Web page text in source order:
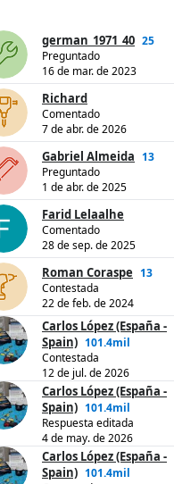
german_1971_40 25
Preguntado
16 de mar. de 2023
Richard
Comentado
7 de abr. de 2026
Gabriel Almeida 13
Preguntado
1 de abr. de 2025
Farid Lelaalhe
Comentado
28 de sep. de 2025
Roman Coraspe 13
Contestada
22 de feb. de 2024
Carlos López (España -
Spain) 101.4mil
Contestada
12 de jul. de 2026
Carlos López (España -
Spain) 101.4mil
Respuesta editada
4 de may. de 2026
Carlos López (España -
Spain) 101.4mil